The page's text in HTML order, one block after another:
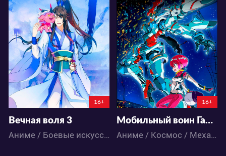
228037
137 219
16+
Вечная воля 3
Аниме / Боевые искусства / Исторический / Приключения / Фэнтези / Экшен
17220
36 10
16+
Мобильный воин Гандам: GQuuuuuuX
Аниме / Космос / Меха / Фантастика / Экшен